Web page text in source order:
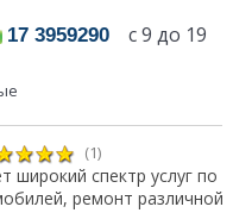
17 3959290 с 9 до 19
(1)
широкий спектр услуг по
ремонт различной